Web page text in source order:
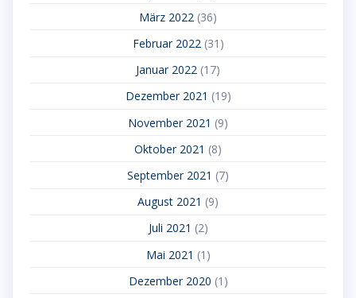
März 2022 (36)
Februar 2022(31)
Januar 2022 (17)
Dezember 2021 (19)
November 2021 (9)
Oktober 2021 (8)
September 2021 (7)
August 2021 (9)
Juli 2021 (2)
Mai 2021 (1)
Dezember 2020 (1)